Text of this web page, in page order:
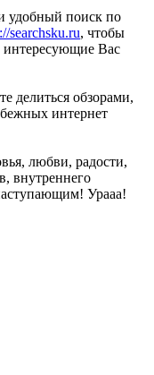
удобный поиск по
searchsku.ru, чтобы
Вас
делиться обзорами,
интернет
любви, радости,
внутреннего
Урааа!